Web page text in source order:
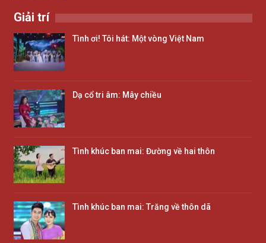
Giải trí
Tình ơi! Tôi hát: Một vòng Việt Nam
Dạ cổ tri âm: Mây chiều
Tình khúc ban mai: Đường về hai thôn
Tình khúc ban mai: Trăng về thôn dã